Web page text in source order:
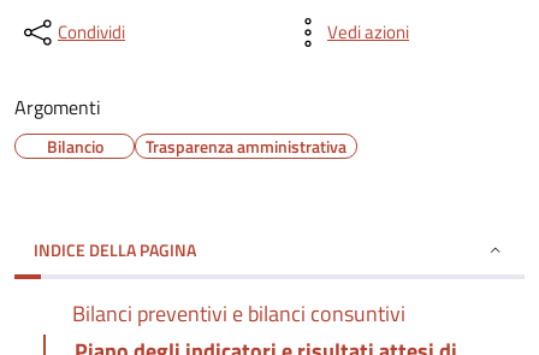
Condividi Vedi azioni
Argomenti
Bilancio Trasparenza amministrativa
INDICE DELLA PAGINA
Bilanci preventivi e bilanci consuntivi